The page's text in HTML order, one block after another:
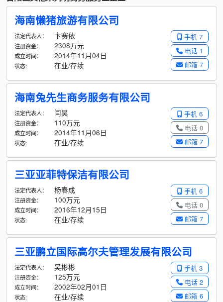
海南懒猪旅游有限公司
手机 7
电话 1
邮箱 7
法定代表人： 卞赛依
注册资金： 2308万元
成立时间： 2014年11月04日
状态: 在业/存续
海南兔先生商务服务有限公司
手机 6
电话 0
邮箱 7
法定代表人： 闫昊
注册资金： 110万元
成立时间： 2014年11月06日
状态: 在业/存续
三亚亚菲特保洁有限公司
手机 6
电话 0
邮箱 7
法定代表人： 杨春成
注册资金： 100万元
成立时间： 2016年12月15日
状态: 在业/存续
三亚鹏立国际高尔夫管理发展有限公司
手机 3
电话 2
邮箱 6
法定代表人： 吴彬彬
注册资金： 125万元
成立时间： 2002年02月01日
状态: 在业/存续